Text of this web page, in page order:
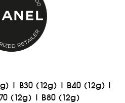
| B30 (12g) | B40 (12g) |
(12g) | B80 (12g)